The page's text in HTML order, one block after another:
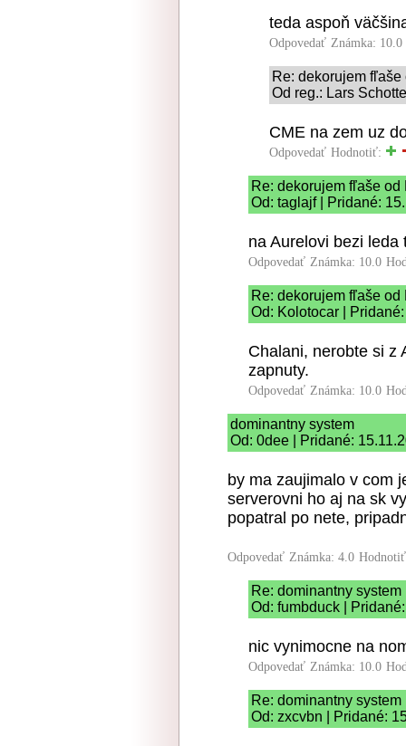
teda aspoň
Odpovedať Známka: 10.0
Re: dekorujem
Od reg.: Lars
CME na zem uz
Odpovedať Hodnotiť:
Re: dekorujem fľaše
Od: taglajf | Pridané:
na Aurelovi bezi leda
Odpovedať Známka: 10.0
Re: dekorujem fľaše
Od: Kolotocar |
Chalani, nerobte si z
zapnuty.
Odpovedať Známka: 10.0
dominantny system
Od: 0dee | Pridané:
by ma zaujimalo v com
serverovni ho aj na sk
popatral po nete,
Odpovedať Známka: 4.0
Re: dominantny system
Od: fumbduck |
nic vynimocne na
Odpovedať Známka: 10.0
Re: dominantny system
Od: zxcvbn | Pridané: